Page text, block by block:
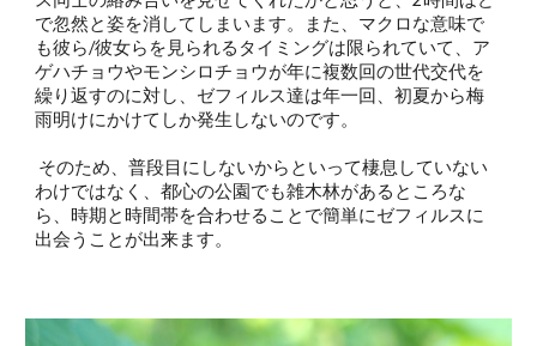
で忽然と姿を消してしまいます。また、マクロな意味で
も彼ら/彼女らを見られるタイミングは限られていて、ア
ゲハチョウやモンシロチョウが年に複数回の世代交代を
繰り返すのに対し、ゼフィルス達は年一回、初夏から梅
雨明けにかけてしか発生しないのです。
わけではなく、都心の公園でも雑木林があるところな
ら、時期と時間帯を合わせることで簡単にゼフィルスに
出会うことが出来ます。